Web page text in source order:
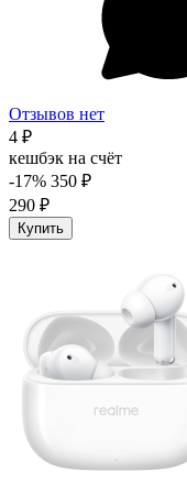
Отзывов нет
4 ₽
кешбэк на счёт
-17% 350 ₽
290 ₽
Купить